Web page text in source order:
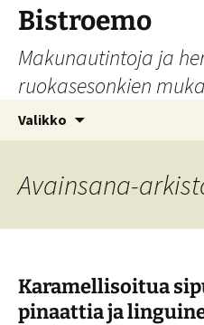
Siirry
sisältöön
Bistroemo
Makunautintoja ja
ruokasesonkien
Valikko
Avainsana-
Karamellisoitua
pinaattia ja